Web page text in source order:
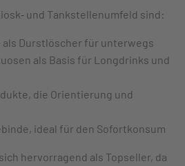
und Tankstellenumfeld sind:
Durstlöscher für unterwegs
als Basis für Longdrinks und
die Orientierung und
ideal für den Sofortkonsum
hervorragend als Topseller, da